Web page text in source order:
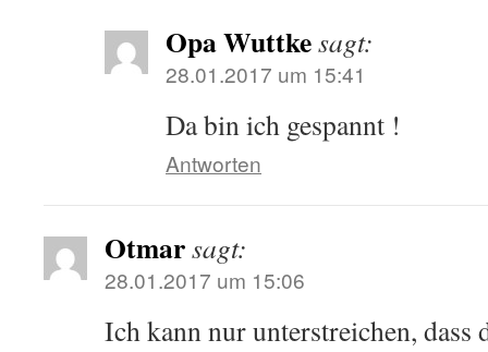
Opa Wuttkesagt:
28.01.2017 um 15:41
Da bin ich gespannt !
Antworten
Otmarsagt:
28.01.2017 um 15:06
Ich kann nur unterstreichen, dass